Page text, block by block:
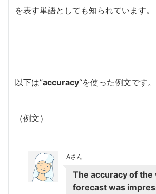
を表す単語としても知られています。
以下は”accuracy“を使った例文です。
（例文）
Aさん
The accuracy of
forecast was